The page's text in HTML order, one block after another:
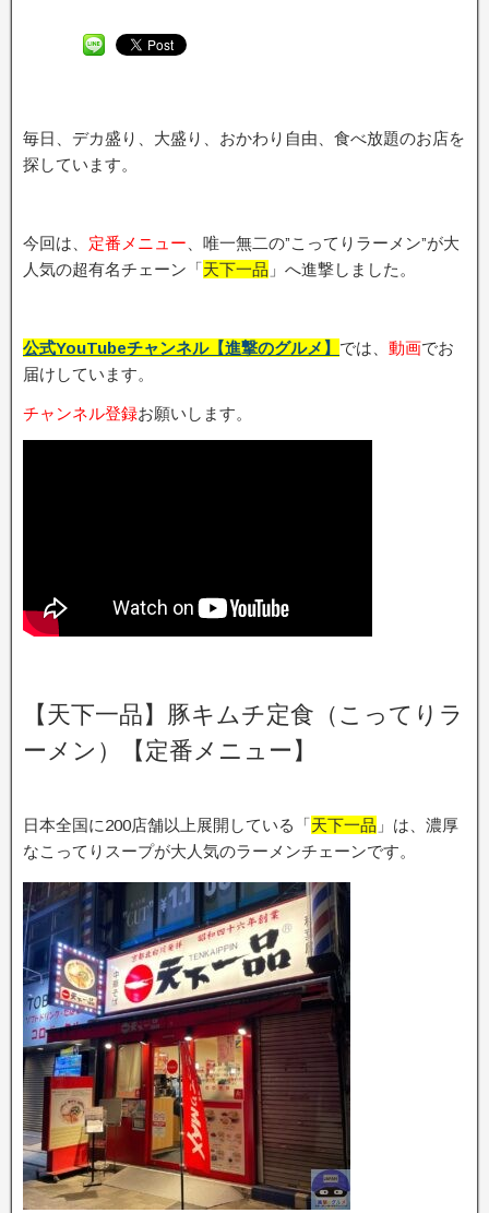
毎日、デカ盛り、大盛り、おかわり自由、食べ放題のお店を
探しています。
今回は、 定番メニュー 、唯一無二の”こってりラーメン”が大
人気の超有名チェーン「天下一品 」へ進撃しました。
公式YouTubeチャンネル【進撃のグルメ】 では、 動画でお
届けしています。
チャンネル登録お願いします。
【天下一品】豚キムチ定食（こってりラ
ーメン）【定番メニュー】
日本全国に200店舗以上展開している「天下一品 」は、濃厚
なこってりスープが大人気のラーメンチェーンです。